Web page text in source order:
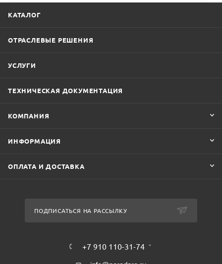
КАТАЛОГ
ОТРАСЛЕВЫЕ РЕШЕНИЯ
УСЛУГИ
ТЕХНИЧЕСКАЯ ДОКУМЕНТАЦИЯ
КОМПАНИЯ
ИНФОРМАЦИЯ
ОПЛАТА И ДОСТАВКА
ПОДПИСАТЬСЯ НА РАССЫЛКУ
+7 910 110-31-74